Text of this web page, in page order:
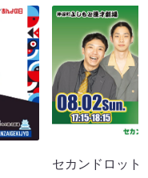
セカンドロット